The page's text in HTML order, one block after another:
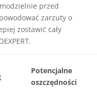
przed
zarzuty o
zostawić cały
Potencjalne
oszczędności